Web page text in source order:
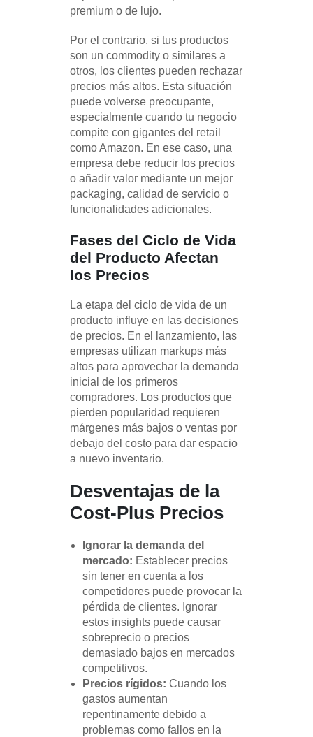
premium o de lujo.
Por el contrario, si tus productos
son un commodity o similares a
otros, los clientes pueden rechazar
precios más altos. Esta situación
puede volverse preocupante,
especialmente cuando tu negocio
compite con gigantes del retail
como Amazon. En ese caso, una
empresa debe reducir los precios
o añadir valor mediante un mejor
packaging, calidad de servicio o
funcionalidades adicionales.
Fases del Ciclo de Vida
del Producto Afectan
los Precios
La etapa del ciclo de vida de un
producto influye en las decisiones
de precios. En el lanzamiento, las
empresas utilizan markups más
altos para aprovechar la demanda
inicial de los primeros
compradores. Los productos que
pierden popularidad requieren
márgenes más bajos o ventas por
debajo del costo para dar espacio
a nuevo inventario.
Desventajas de la
Cost-Plus Precios
Ignorar la demanda del
mercado: Establecer precios
sin tener en cuenta a los
competidores puede provocar la
pérdida de clientes. Ignorar
estos insights puede causar
sobreprecio o precios
demasiado bajos en mercados
competitivos.
Precios rígidos: Cuando los
gastos aumentan
repentinamente debido a
problemas como fallos en la